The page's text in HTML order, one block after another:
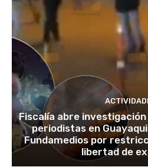
Fiscalía abre
periodistas en
Fundamedios por
libertad de